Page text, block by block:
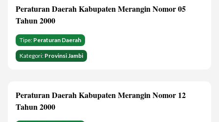
Peraturan Daerah Kabupaten Merangin Nomor 05
Tahun 2000
Tipe: Peraturan Daerah
Kategori: Provinsi Jambi
Peraturan Daerah Kabupaten Merangin Nomor 12
Tahun 2000